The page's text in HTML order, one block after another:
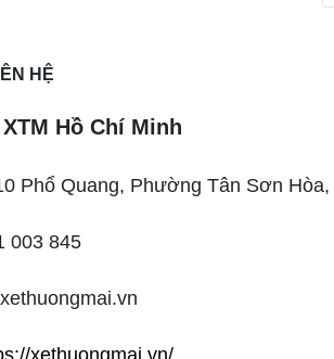
HỆ
Hồ Chí Minh
Phổ Quang, Phường Tân Sơn Hòa,
003 845
xethuongmai.vn/